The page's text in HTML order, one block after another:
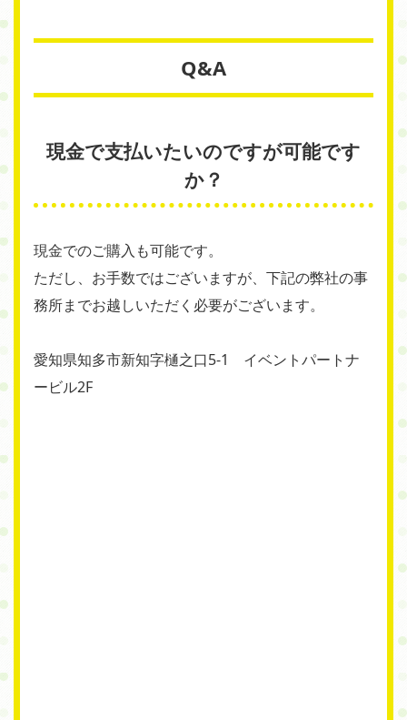
Q&A
現金で支払いたいのですが可能です
か？
現金でのご購入も可能です。
ただし、お手数ではございますが、下記の弊社の事
務所までお越しいただく必要がございます。
愛知県知多市新知字樋之口5-1 イベントパートナ
ービル2F